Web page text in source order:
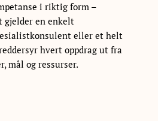
i riktig form –
gjelder en enkelt
eller et helt
hvert oppdrag ut fra
mål og ressurser.